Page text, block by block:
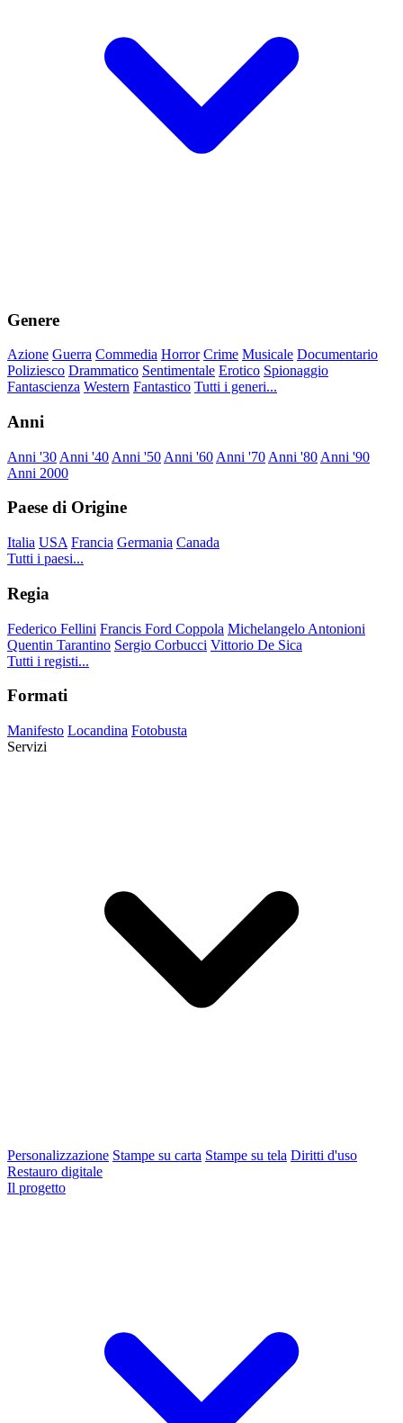
Genere
Azione Guerra Commedia Horror Crime Musicale Documentario
Poliziesco Drammatico Sentimentale Erotico Spionaggio
Fantascienza Western Fantastico Tutti i generi...
Anni
Anni '30 Anni '40 Anni '50 Anni '60 Anni '70 Anni '80 Anni '90
Anni 2000
Paese di Origine
Italia USA Francia Germania Canada
Tutti i paesi...
Regia
Federico Fellini Francis Ford Coppola Michelangelo Antonioni
Quentin Tarantino Sergio Corbucci Vittorio De Sica
Tutti i registi...
Formati
Manifesto Locandina Fotobusta
Servizi
Personalizzazione Stampe su carta Stampe su tela Diritti d'uso
Restauro digitale
Il progetto